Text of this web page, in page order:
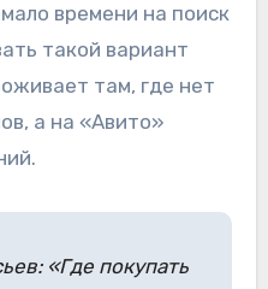
времени на поиск
такой вариант
там, где нет
а на «Авито»
«Где покупать